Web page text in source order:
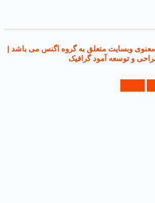
متعلق به گروه اگنس می باشد |
توسعه آمود گرافیک